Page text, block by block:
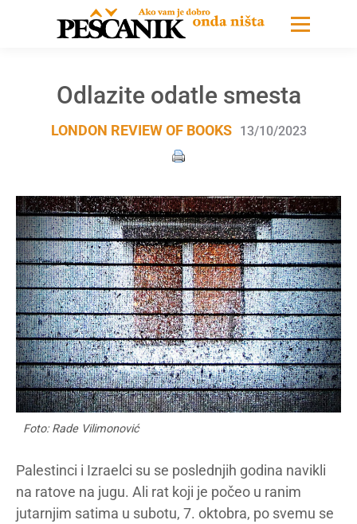
Odlazite odatle smesta
LONDON REVIEW OF BOOKS 13/10/2023
Foto: Rade Vilimonović
Palestinci i Izraelci su se poslednjih godina navikli
na ratove na jugu. Ali rat koji je počeo u ranim
jutarnjim satima u subotu, 7. oktobra, po svemu se